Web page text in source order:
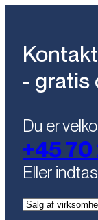
- gratis
Du er
+45 70
Eller
Kontaktemne